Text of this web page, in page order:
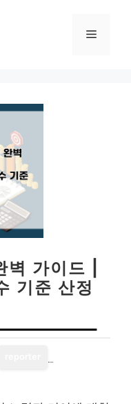
메
가이드 |
기준 산정